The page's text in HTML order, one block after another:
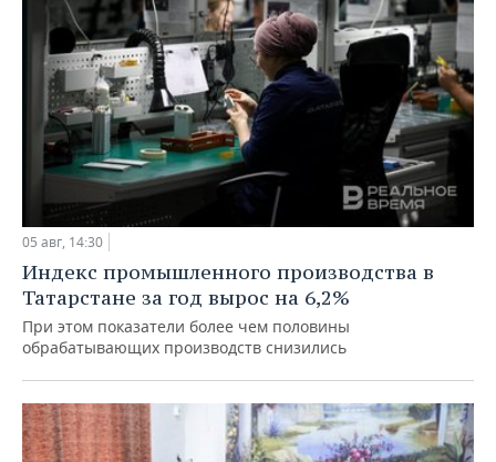
05 авг, 14:30
Индекс промышленного производства в
Татарстане за год вырос на 6,2%
При этом показатели более чем половины
обрабатывающих производств снизились